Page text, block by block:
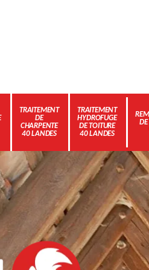
TRAITEMENT
DE
CHARPENTE
40 LANDES
TRAITEMENT
HYDROFUGE
DE TOITURE
40 LANDES
DE